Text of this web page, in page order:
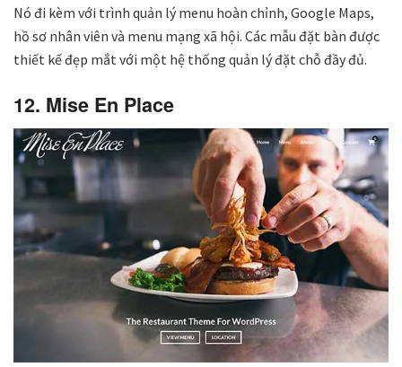
Nó đi kèm với trình quản lý menu hoàn chỉnh, Google Maps,
hồ sơ nhân viên và menu mạng xã hội. Các mẫu đặt bàn được
thiết kế đẹp mắt với một hệ thống quản lý đặt chỗ đầy đủ.
12. Mise En Place